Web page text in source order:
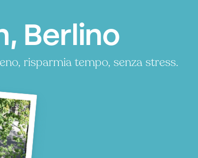
Berlino
risparmia tempo, senza stress.